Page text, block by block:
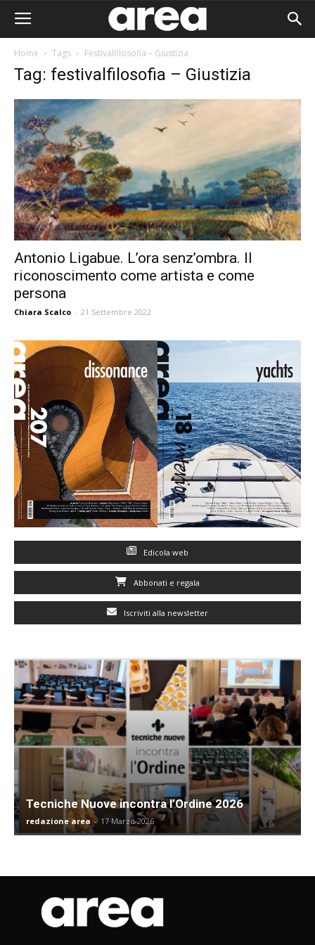
Home Tags Festivalfilosofia – Giustizia
Tag: festivalfilosofia – Giustizia
Antonio Ligabue. L’ora senz’ombra. Il
riconoscimento come artista e come
persona
Chiara Scalco - 21 Settembre 2022
Edicola web
Abbonati e regala
Iscriviti alla newsletter
Tecniche Nuove incontra l’Ordine 2026
redazione area - 17 Marzo 2026